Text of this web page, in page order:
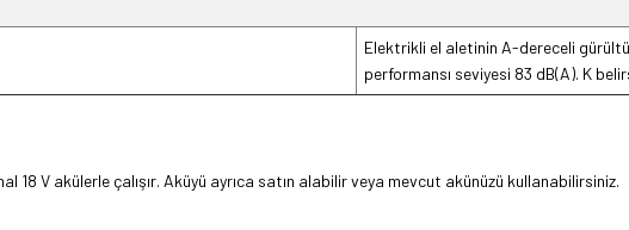
Elektrikli el aletinin A-dereceli
performansı seviyesi 83 dB(A). K
18 V akülerle çalışır. Aküyü ayrıca satın alabilir veya mevcut akünüzü kullanabilirsiniz.